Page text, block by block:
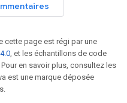
cette page est régi par une
, et les échantillons de code
Pour en savoir plus, consultez les
est une marque déposée